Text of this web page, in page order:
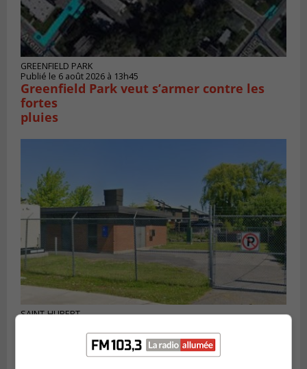
GREENFIELD PARK
Publié le 6 août 2026 à 13h45
Greenfield Park veut s’armer contre les
fortes
pluies
SAINT-HUBERT
Longueuil injecte 1,5 M$ pour moderniser
deux stations de pompage